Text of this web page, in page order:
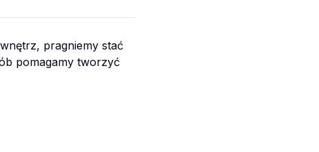
pragniemy stać
pomagamy tworzyć